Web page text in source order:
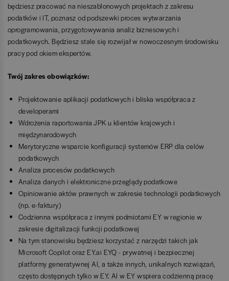
będziesz pracować na nieszablonowych projektach z zakresu
podatków i IT, poznasz od podszewki proces wytwarzania
oprogramowania, przygotowywania analiz biznesowych i
podatkowych. Będziesz stale się rozwijał w nowoczesnym środowisku
pracy pod okiem ekspertów.
Twój zakres obowiązków:
Projektowanie aplikacji podatkowych i bliska współpraca z
developerami
Wdrożenia raportowania JPK u klientów krajowych i
międzynarodowych
Merytoryczne wsparcie konfiguracji systemów ERP dla celów
podatkowych
Analiza procesów podatkowych
Analiza danych i elektroniczne przeglądy podatkowe
Opiniowanie aktów prawnych w zakresie technologii podatkowych
(np. e-faktury)
Codzienna współpraca z innymi podmiotami EY w regionie w
zakresie digitalizacji funkcji podatkowej
Na tym stanowisku będziesz korzystać z narzędzi takich jak
Microsoft Copilot oraz EY.ai EYQ - prywatnej i bezpiecznej
platformy generatywnej AI, a także innych, unikalnych rozwiązań,
często dostępnych tylko w EY. AI w EY wspiera codzienną pracę